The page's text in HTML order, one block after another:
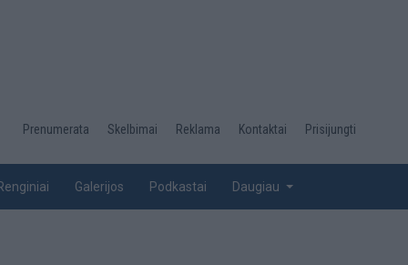
Desktop
top
Prenumerata Skelbimai Reklama Kontaktai Prisijungti
Galerijos Podkastai Daugiau